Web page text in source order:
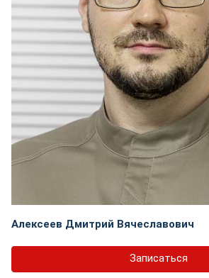
Алексеев Дмитрий Вячеславович
Записаться